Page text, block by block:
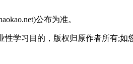
公布为准。
学习目的，版权归原作者所有;